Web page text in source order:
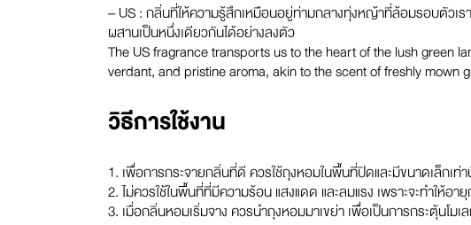
– US : กลิ่นที่ให้ความรู้สึกเหมือนอยู่ท่ามกลางทุ่งหญ้าที่ล้อมรอบตัวเ
ผสานเป็นหนึ่งเดียวกันได้อย่างลงตัว
The US fragrance transports us to the heart of the lush green
verdant, and pristine aroma, akin to the scent of freshly mown
วิธีการใช้งาน
1. เพื่อการกระจายกลิ่นที่ดี ควรใช้ถุงหอมในพื้นที่ปิดและมีขนาดเล็กเ
2. ไม่ควรใช้ในพื้นที่ที่มีความร้อน แสงแดด และลมแรง เพราะจะทำให้อา
3. เมื่อกลิ่นหอมเริ่มจาง ควรนำถุงหอมมาเขย่า เพื่อเป็นการกระตุ้นโม